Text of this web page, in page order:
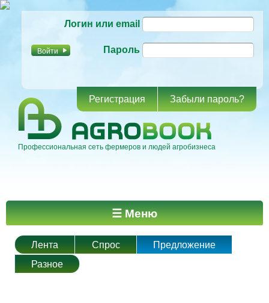
основному
Логин или email
Пароль
Регистрация Забыли пароль?
Профессиональная сеть фермеров и людей агробизнеса
Главное меню ☰ Меню
Лента Спрос
Предложение
Разное